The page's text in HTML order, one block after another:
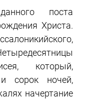
поста
Христа.
который,
сорок ночей,
начертание